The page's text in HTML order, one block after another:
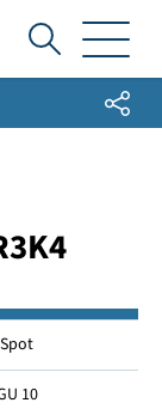
Ich
suche...Share
Spot
10